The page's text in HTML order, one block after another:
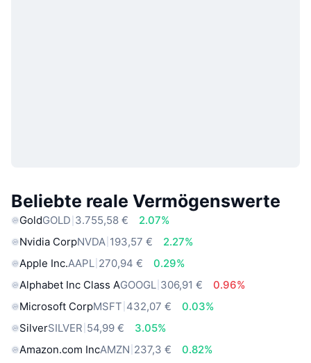
Beliebte reale Vermögenswerte
GoldGOLD 3.755,58 €
2.07%
Nvidia CorpNVDA 193,57 €
2.27%
Apple Inc.AAPL 270,94 €
0.29%
Alphabet Inc Class AGOOGL 306,91 €
0.96%
Microsoft CorpMSFT 432,07 €
0.03%
SilverSILVER 54,99 €
3.05%
Amazon.com IncAMZN 237,3 €
0.82%